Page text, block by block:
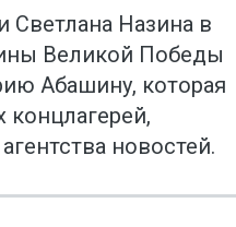
Светлана Назина в
Великой Победы
Абашину, которая
новостей.